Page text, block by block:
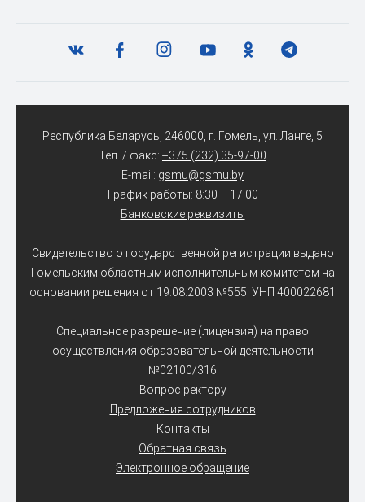
Республика Беларусь, 246000, г. Гомель, ул. Ланге, 5
Тел. / факс: +375 (232) 35-97-00
E-mail: gsmu@gsmu.by
График работы: 8:30 – 17:00
Банковские реквизиты
Свидетельство о государственной регистрации выдано
Гомельским областным исполнительным комитетом на
основании решения от 19.08.2003 №555. УНП 400022681
Специальное разрешение (лицензия) на право
осуществления образовательной деятельности
№02100/316
Вопрос ректору
Предложения сотрудников
Контакты
Обратная связь
Электронное обращение